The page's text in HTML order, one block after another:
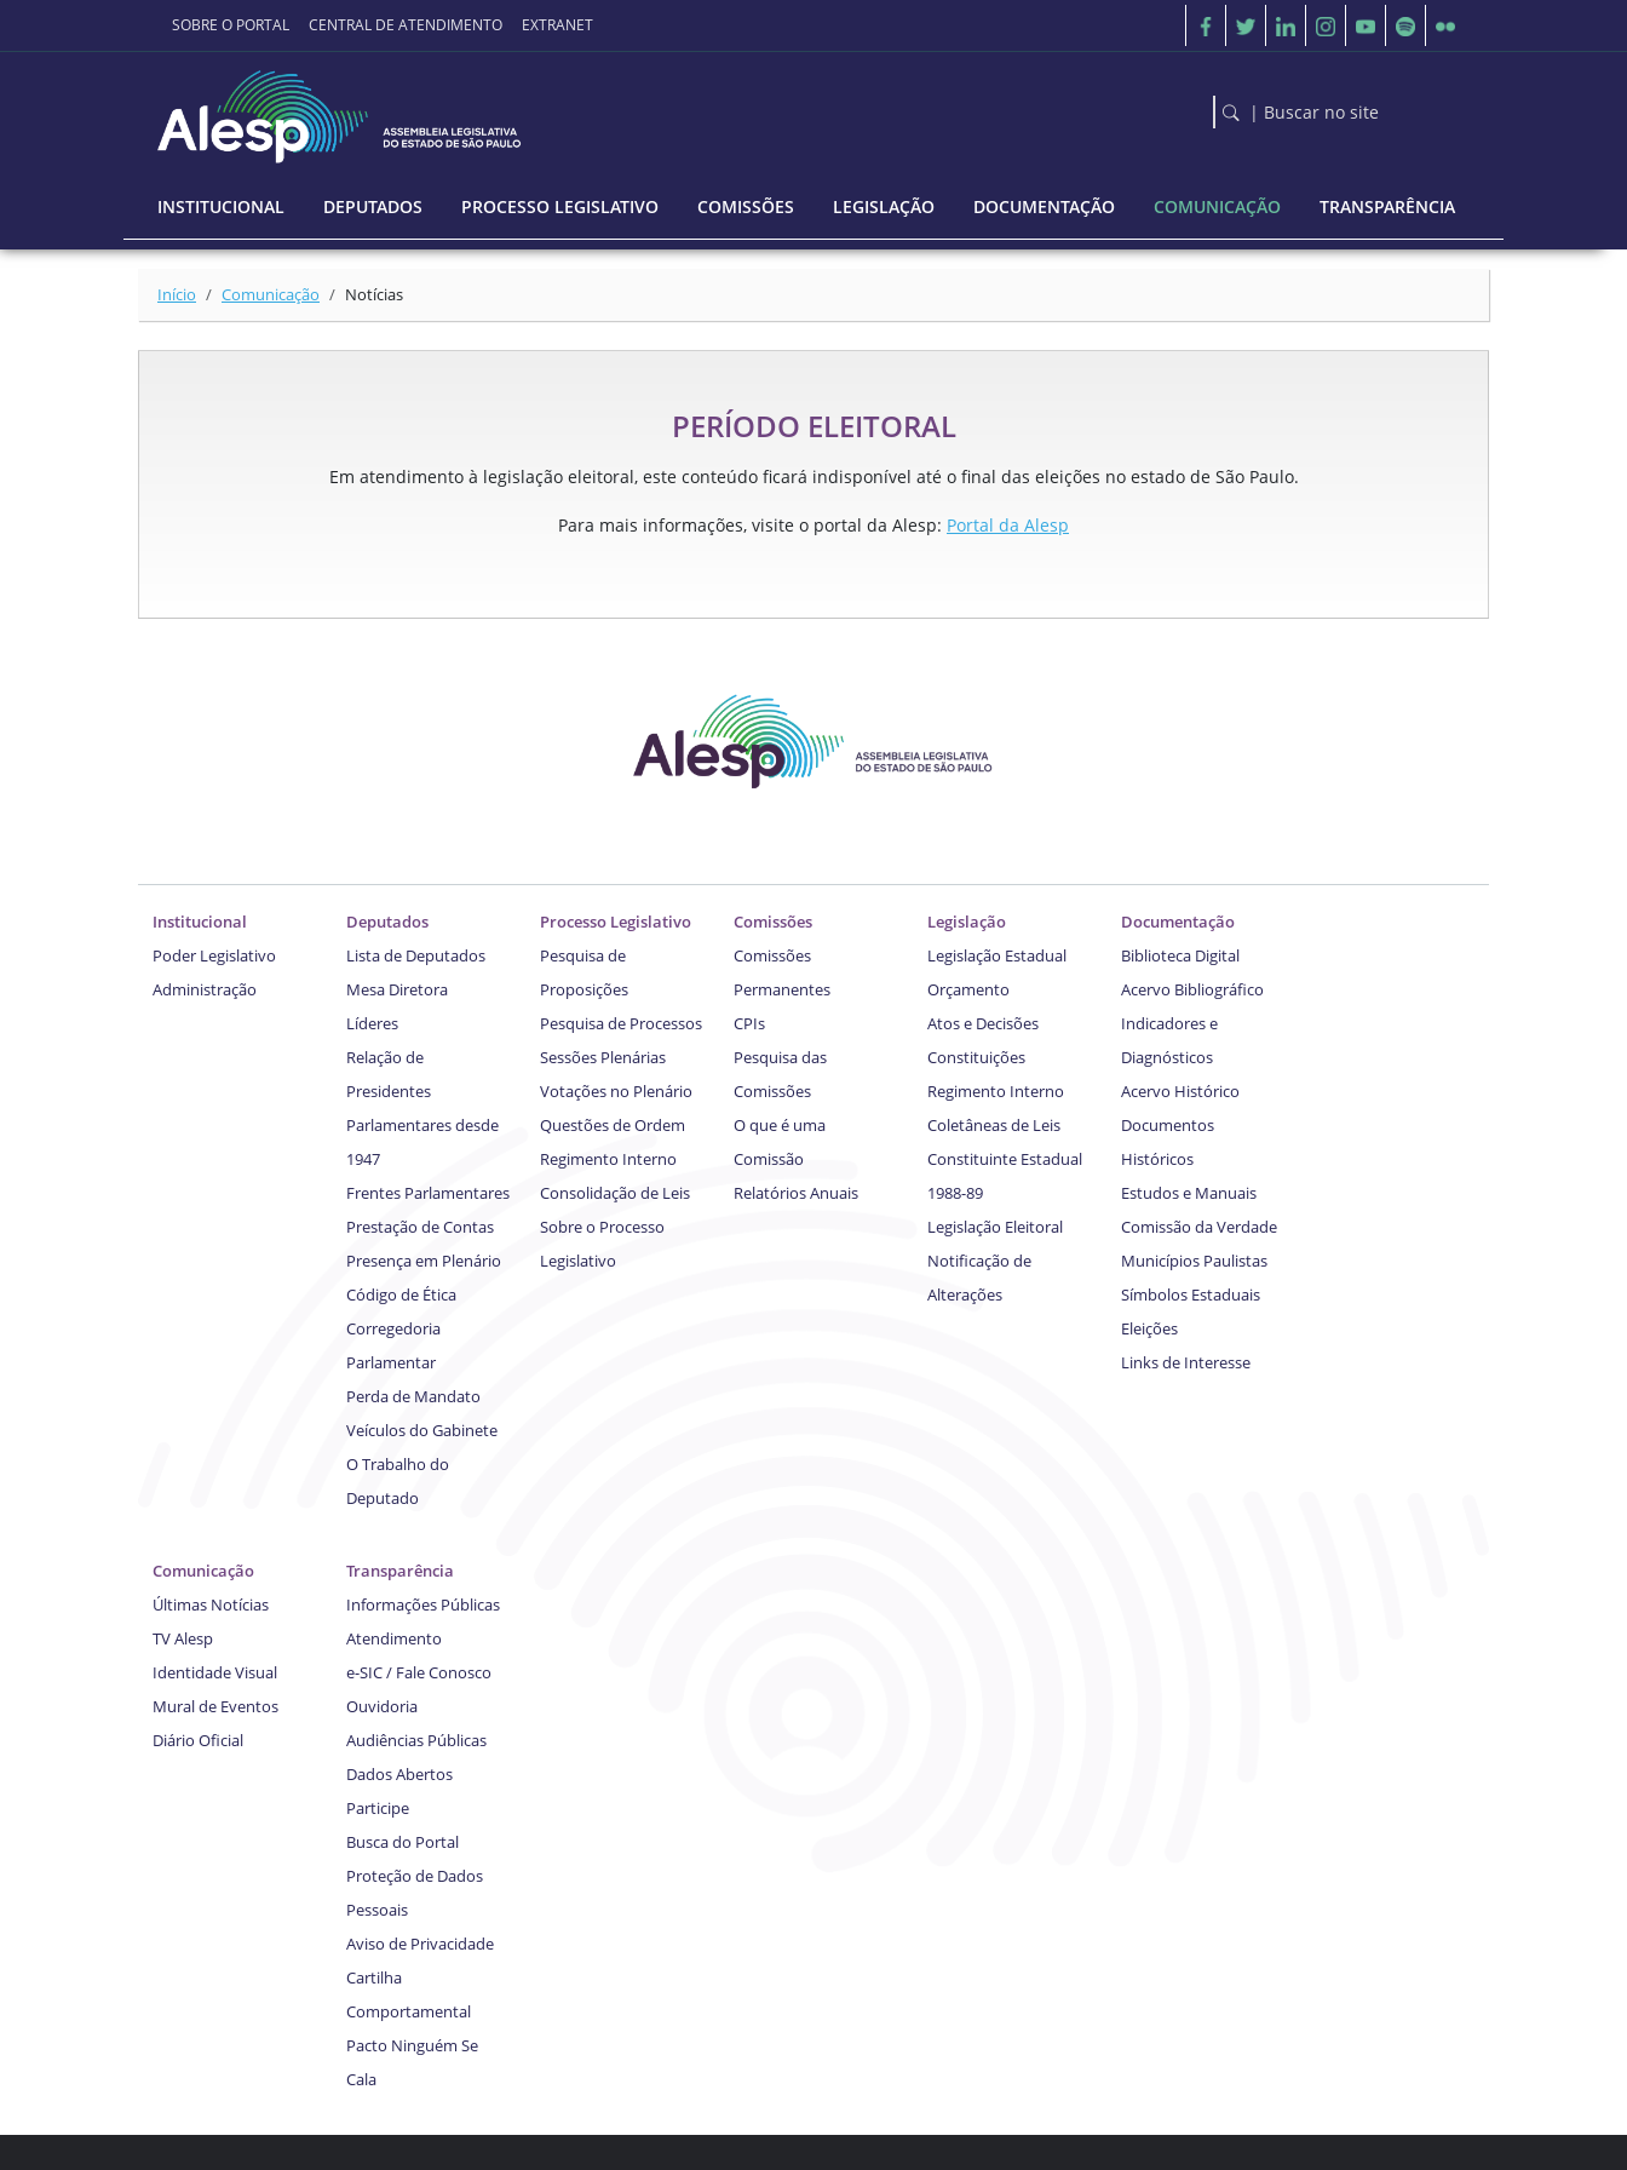
Ir para o conteúdo principal
SOBRE O PORTAL CENTRAL DE ATENDIMENTO EXTRANET
| Buscar no site
INSTITUCIONAL DEPUTADOS PROCESSO LEGISLATIVO COMISSÕES LEGISLAÇÃO DOCUMENTAÇÃO COMUNICAÇÃO TRANSPARÊNCIA
Início Comunicação Notícias
PERÍODO ELEITORAL
Em atendimento à legislação eleitoral, este conteúdo ficará indisponível até o final das eleições no estado de São Paulo.
Para mais informações, visite o portal da Alesp: Portal da Alesp
Institucional
Poder Legislativo
Administração
Deputados
Lista de Deputados
Mesa Diretora
Líderes
Relação de
Presidentes
Parlamentares desde
1947
Frentes Parlamentares
Prestação de Contas
Presença em Plenário
Código de Ética
Corregedoria
Parlamentar
Perda de Mandato
Veículos do Gabinete
O Trabalho do
Deputado
Processo Legislativo
Pesquisa de
Proposições
Pesquisa de Processos
Sessões Plenárias
Votações no Plenário
Questões de Ordem
Regimento Interno
Consolidação de Leis
Sobre o Processo
Legislativo
Comissões
Comissões
Permanentes
CPIs
Pesquisa das
Comissões
O que é uma
Comissão
Relatórios Anuais
Legislação
Legislação Estadual
Orçamento
Atos e Decisões
Constituições
Regimento Interno
Coletâneas de Leis
Constituinte Estadual
1988-89
Legislação Eleitoral
Notificação de
Alterações
Documentação
Biblioteca Digital
Acervo Bibliográfico
Indicadores e
Diagnósticos
Acervo Histórico
Documentos
Históricos
Estudos e Manuais
Comissão da Verdade
Municípios Paulistas
Símbolos Estaduais
Eleições
Links de Interesse
Comunicação
Últimas Notícias
TV Alesp
Identidade Visual
Mural de Eventos
Diário Oficial
Transparência
Informações Públicas
Atendimento
e-SIC / Fale Conosco
Ouvidoria
Audiências Públicas
Dados Abertos
Participe
Busca do Portal
Proteção de Dados
Pessoais
Aviso de Privacidade
Cartilha
Comportamental
Pacto Ninguém Se
Cala